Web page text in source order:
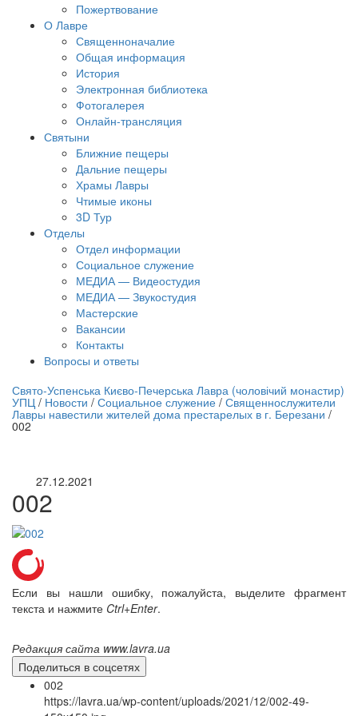
Пожертвование
О Лавре
Священноначалие
Общая информация
История
Электронная библиотека
Фотогалерея
Онлайн-трансляция
Святыни
Ближние пещеры
Дальние пещеры
Храмы Лавры
Чтимые иконы
3D Тур
Отделы
Отдел информации
Социальное служение
МЕДИА — Видеостудия
МЕДИА — Звукостудия
Мастерские
Вакансии
Контакты
Вопросы и ответы
трансляция | 12 сентября
трансляции
Свято-Успенська Києво-Печерська Лавра (чоловічий монастир)
УПЦ / Новости / Социальное служение/ Священнослужители
Лавры навестили жителей дома престарелых в г. Березани /
002
27.12.2021
002
Если вы нашли ошибку, пожалуйста, выделите фрагмент
текста и нажмите Ctrl+Enter.
Редакция сайта www.lavra.ua
Поделиться в соцсетях
002
https://lavra.ua/wp-content/uploads/2021/12/002-49-